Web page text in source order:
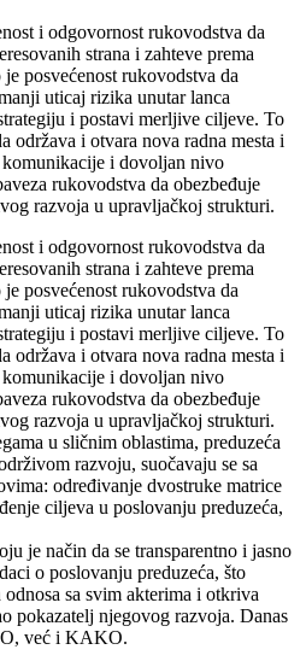
i odgovornost rukovodstva da
strana i zahteve prema
posvećenost rukovodstva da
uticaj rizika unutar lanca
i postavi merljive ciljeve. To
održava i otvara nova radna mesta i
komunikacije i dovoljan nivo
rukovodstva da obezbeđuje
razvoja u upravljačkoj strukturi.
i odgovornost rukovodstva da
strana i zahteve prema
posvećenost rukovodstva da
uticaj rizika unutar lanca
i postavi merljive ciljeve. To
održava i otvara nova radna mesta i
komunikacije i dovoljan nivo
rukovodstva da obezbeđuje
razvoja u upravljačkoj strukturi.
u sličnim oblastima, preduzeća
razvoju, suočavaju se sa
određivanje dvostruke matrice
ciljeva u poslovanju preduzeća,
je način da se transparentno i jasno
o poslovanju preduzeća, što
sa svim akterima i otkriva
pokazatelj njegovog razvoja. Danas
već i KAKO.